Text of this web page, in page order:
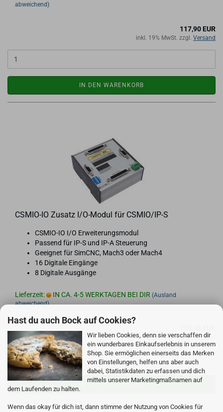
Hast du auch Bock auf Cookies?
Wir lieben Cookies, denn sie verschaffen dir
ein wunderbares Einkaufserlebnis in unserem
Shop. Sie ermöglichen einerseits das Merken
von Einstellungen, helfen uns aber auch
dabei, Statistikdaten zu erfassen und dich
mittels unserer Marketingmaßnamen auf
dem Laufenden zu halten.
Wenn das okay für dich ist, dann stimme der Nutzung von Cookies für
abweichend)
117,90 EUR
inkl. 19% MwSt. zzgl. Versand
IN DEN WARENKORB
CSMIO-​​IO Zu­satz I/O-​Modul für CSMIO/IP-S
CSMIO-​IO I/O Er­wei­te­rungs­mo­dul
Pas­send für IP-S und IP-A Steue­rung
Ge­eig­net für SimCNC, Mach3 oder Mach4
16 Di­gi­ta­le Ein­gän­ge
8 Di­gi­ta­le Aus­gän­ge
Lieferzeit: IN CA. 4-5 WERKTAGEN BEI DIR (Ausland
abweichend)
inkl. 19% MwSt. zzgl. Versand
IN DEN WARENKORB